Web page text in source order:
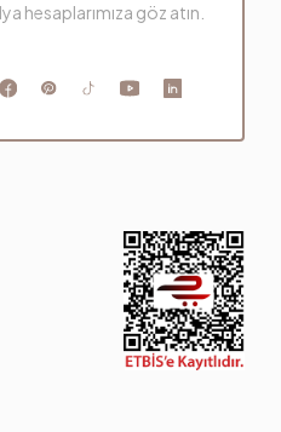
hesaplarımıza göz atın.